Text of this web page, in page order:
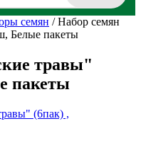
семян /Набор семян
Белые пакеты
травы"
пакеты